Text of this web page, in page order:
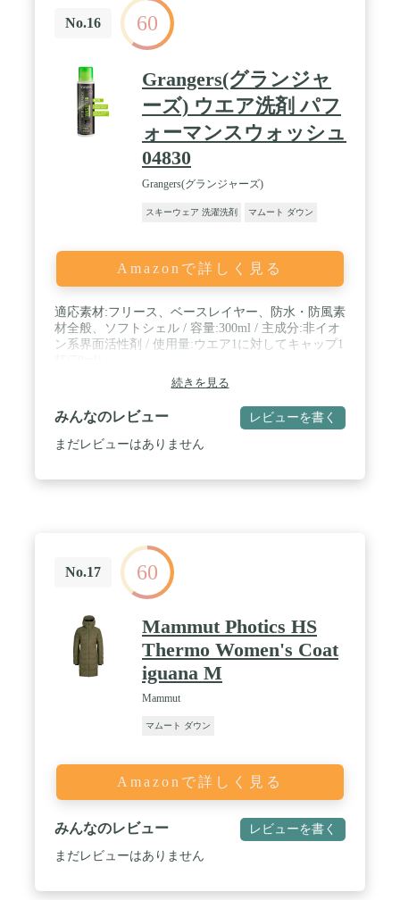
No.16 60
Grangers(グランジャ
ーズ) ウエア洗剤 パフ
ォーマンスウォッシュ
04830
Grangers(グランジャーズ)
スキーウェア 洗濯洗剤 マムート ダウン
Amazonで詳しく見る
適応素材:フリース、ベースレイヤー、防水・防風素
材全般、ソフトシェル / 容量:300ml / 主成分:非イオ
ン系界面活性剤 / 使用量:ウエア1に対してキャップ1
続きを見る
みんなのレビュー レビューを書く
まだレビューはありません
No.17 60
Mammut Photics HS
Thermo Women's Coat
iguana M
Mammut
マムート ダウン
Amazonで詳しく見る
みんなのレビュー レビューを書く
まだレビューはありません